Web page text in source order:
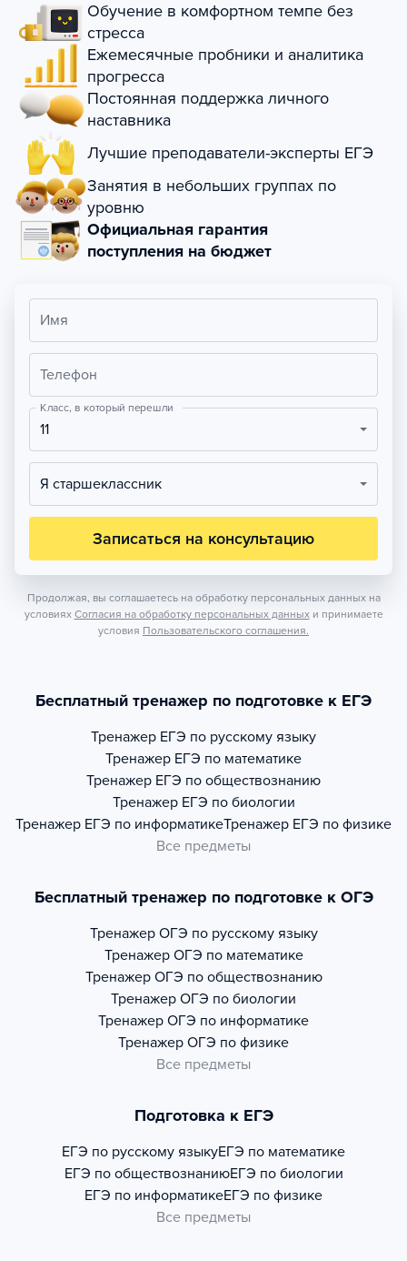
Обучение в комфортном темпе без
стресса
Ежемесячные пробники и аналитика
прогресса
Постоянная поддержка личного
наставника
Лучшие преподаватели-эксперты ЕГЭ
Занятия в небольших группах по
уровню
Официальная гарантия
поступления на бюджет
Имя
Телефон
Класс, в который перешли
11
Я старшеклассник
Записаться на консультацию
Продолжая, вы соглашаетесь на обработку персональных данных на
условиях Согласия на обработку персональных данных и принимаете
условия Пользовательского соглашения.
Бесплатный тренажер по подготовке к ЕГЭ
Тренажер ЕГЭ по русскому языку
Тренажер ЕГЭ по математике
Тренажер ЕГЭ по обществознанию
Тренажер ЕГЭ по биологии
Тренажер ЕГЭ по информатикеТренажер ЕГЭ по физике
Все предметы
Бесплатный тренажер по подготовке к ОГЭ
Тренажер ОГЭ по русскому языку
Тренажер ОГЭ по математике
Тренажер ОГЭ по обществознанию
Тренажер ОГЭ по биологии
Тренажер ОГЭ по информатике
Тренажер ОГЭ по физике
Все предметы
Подготовка к ЕГЭ
ЕГЭ по русскому языкуЕГЭ по математике
ЕГЭ по обществознаниюЕГЭ по биологии
ЕГЭ по информатикеЕГЭ по физике
Все предметы